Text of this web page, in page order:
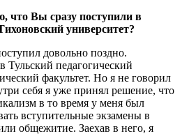
что Вы сразу поступили в
университет?
довольно поздно.
педагогический
факультет. Но я не говорил
себя я уже принял решение, что
в то время у меня был
вступительные экзамены в
общежитие. Заехав в него, я